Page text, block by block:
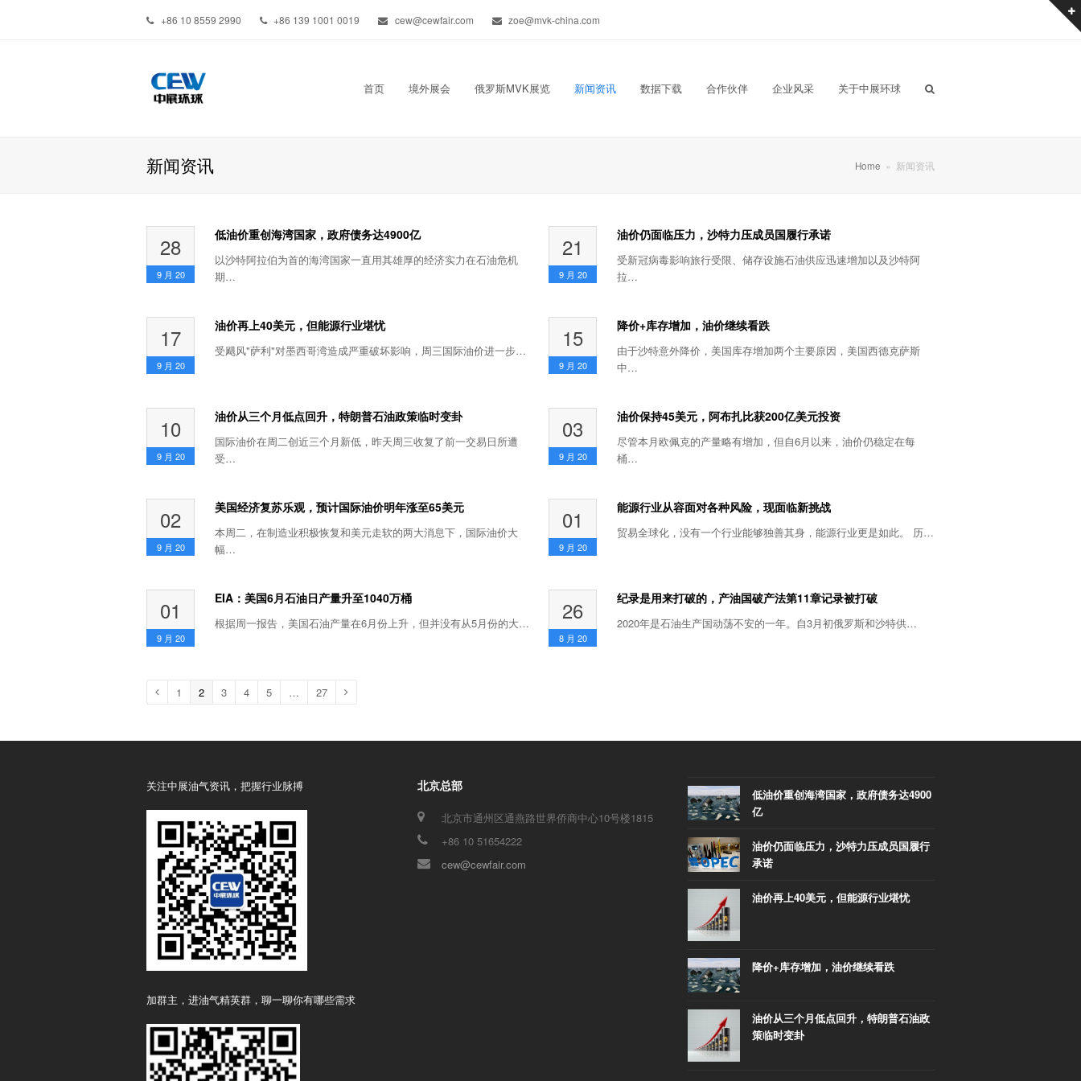
+86 10 8559 2990 +86 139 1001 0019 cew@cewfair.com zoe@mvk-china.com
首页 境外展会 俄罗斯MVK展览 新闻资讯 数据下载 合作伙伴 企业风采 关于中展环球
新闻资讯 Home » 新闻资讯
28
9 月 20
低油价重创海湾国家，政府债务达4900亿
以沙特阿拉伯为首的海湾国家一直用其雄厚的经济实力在石油危机
期…
21
9 月 20
油价仍面临压力，沙特力压成员国履行承诺
受新冠病毒影响旅行受限、储存设施石油供应迅速增加以及沙特阿
拉…
17
9 月 20
油价再上40美元，但能源行业堪忧
受飓风"萨利"对墨西哥湾造成严重破坏影响，周三国际油价进一步… 15
9 月 20
降价+库存增加，油价继续看跌
由于沙特意外降价，美国库存增加两个主要原因，美国西德克萨斯
中…
10
9 月 20
油价从三个月低点回升，特朗普石油政策临时变卦
国际油价在周二创近三个月新低，昨天周三收复了前一交易日所遭
受…
03
9 月 20
油价保持45美元，阿布扎比获200亿美元投资
尽管本月欧佩克的产量略有增加，但自6月以来，油价仍稳定在每
桶…
02
9 月 20
美国经济复苏乐观，预计国际油价明年涨至65美元
本周二，在制造业积极恢复和美元走软的两大消息下，国际油价大
幅…
01
9 月 20
能源行业从容面对各种风险，现面临新挑战
贸易全球化，没有一个行业能够独善其身，能源行业更是如此。 历…
01
9 月 20
EIA：美国6月石油日产量升至1040万桶
根据周一报告，美国石油产量在6月份上升，但并没有从5月份的大… 26
8 月 20
纪录是用来打破的，产油国破产法第11章记录被打破
2020年是石油生产国动荡不安的一年。自3月初俄罗斯和沙特供…
Previous
Page
1 Page
2 Page
3 Page
4 Page
5 … Page
27 Next
关注中展油气资讯，把握行业脉搏
加群主，进油气精英群，聊一聊你有哪些需求
北京总部
北京市通州区通燕路世界侨商中心10号楼1815
+86 10 51654222
cew@cewfair.com
低油价重创海湾国家，政府债务达4900
亿
油价仍面临压力，沙特力压成员国履行
承诺
油价再上40美元，但能源行业堪忧
降价+库存增加，油价继续看跌
油价从三个月低点回升，特朗普石油政
策临时变卦